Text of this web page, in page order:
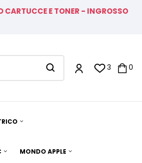
E TONER - INGROSSO
3 0
MONDO APPLE